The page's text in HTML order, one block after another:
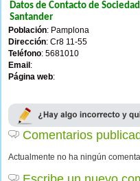
Datos de Contacto de
Santander
Población: Pamplona
Dirección: Cr8 11-55
Teléfono: 5681010
Email :
Página web:
Comentarios
Actualmente no ha ningún